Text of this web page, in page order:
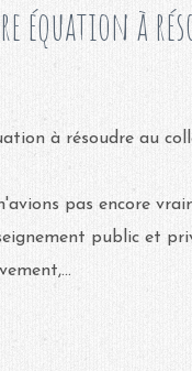
équation à
pas encore
public et